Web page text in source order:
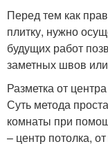
Перед тем как
плитку, нужно
будущих работ
заметных швов
Разметка от центра
Суть метода
комнаты при
– центр потолка,